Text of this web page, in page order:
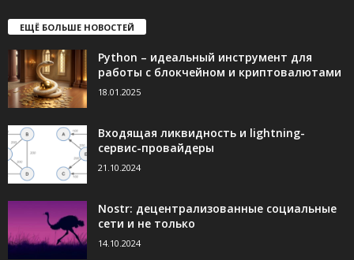
ЕЩЁ БОЛЬШЕ НОВОСТЕЙ
Python – идеальный инструмент для
работы с блокчейном и криптовалютами
18.01.2025
Входящая ликвидность и lightning-
сервис-провайдеры
21.10.2024
Nostr: децентрализованные социальные
сети и не только
14.10.2024